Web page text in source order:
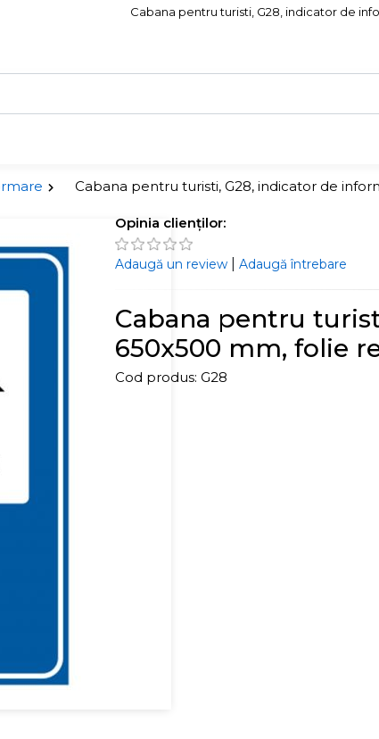
Cabana pentru turisti, G28, indicator de
Cabana pentru turisti, G28, indicator de
Opinia clienților:
Adaugă un review |Adaugă întrebare
Cabana pentru
650x500 mm, folie
Cod produs: G28